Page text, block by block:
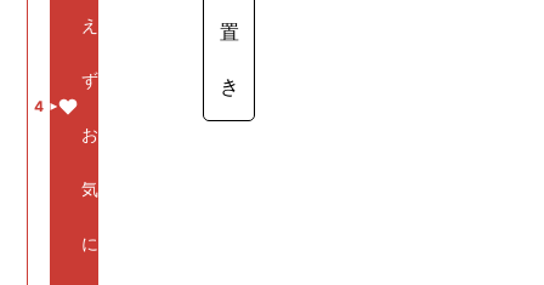
4
え
ず
お
気
に
置
き